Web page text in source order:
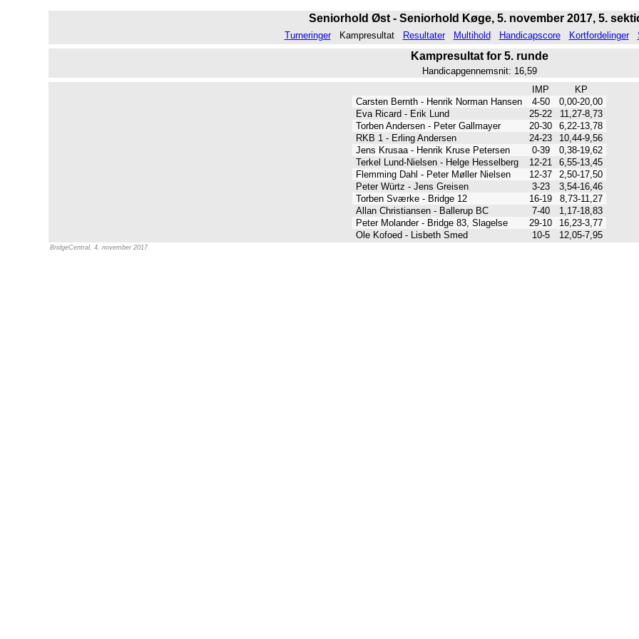
Seniorhold Øst - Seniorhold Køge, 5. november 2017, 5.
Turneringer Kampresultat Resultater Multihold Handicapscore Kortfordelinger
Kampresultat for 5. runde
Handicapgennemsnit: 16,59
IMP
KP
Carsten Bernth - Henrik Norman Hansen
4-50
0,00-20,00
Eva Ricard - Erik Lund
25-22
11,27-8,73
Torben Andersen - Peter Gallmayer
20-30
6,22-13,78
RKB 1 - Erling Andersen
24-23
10,44-9,56
Jens Krusaa - Henrik Kruse Petersen
0-39
0,38-19,62
Terkel Lund-Nielsen - Helge Hesselberg
12-21
6,55-13,45
Flemming Dahl - Peter Møller Nielsen
12-37
2,50-17,50
Peter Würtz - Jens Greisen
3-23
3,54-16,46
Torben Sværke - Bridge 12
16-19
8,73-11,27
Allan Christiansen - Ballerup BC
7-40
1,17-18,83
Peter Molander - Bridge 83, Slagelse
29-10
16,23-3,77
Ole Kofoed - Lisbeth Smed
10-5 12,05-7,95
BridgeCentral, 4. november 2017